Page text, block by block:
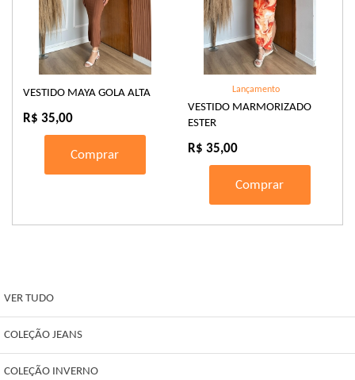
VESTIDO MAYA GOLA ALTA
R$ 35,00
Comprar
Lançamento
VESTIDO MARMORIZADO
ESTER
R$ 35,00
Comprar
VER TUDO
COLEÇÃO JEANS
COLEÇÃO INVERNO